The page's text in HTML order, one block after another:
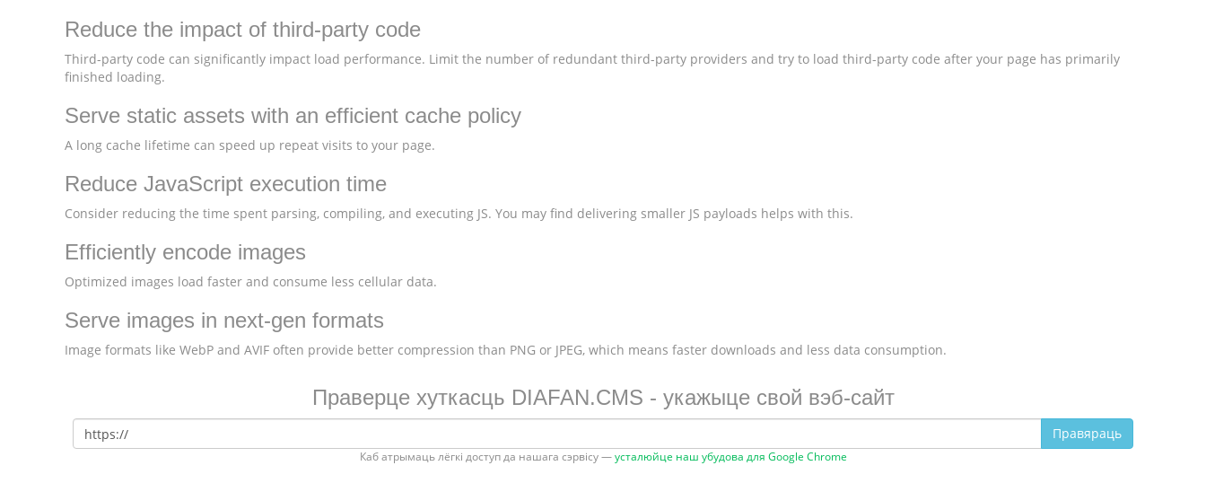
Reduce the impact of third-party code
Third-party code can significantly impact load performance. Limit the number of redundant third-party providers and try to load third-party code after your page has primarily
finished loading.
Serve static assets with an efficient cache policy
A long cache lifetime can speed up repeat visits to your page.
Reduce JavaScript execution time
Consider reducing the time spent parsing, compiling, and executing JS. You may find delivering smaller JS payloads helps with this.
Efficiently encode images
Optimized images load faster and consume less cellular data.
Serve images in next-gen formats
Image formats like WebP and AVIF often provide better compression than PNG or JPEG, which means faster downloads and less data consumption.
Праверце хуткасць DIAFAN.CMS - укажыце свой вэб-сайт
Правяраць
Каб атрымаць лёгкі доступ да нашага сэрвісу —усталюйце наш убудова для Google Chrome